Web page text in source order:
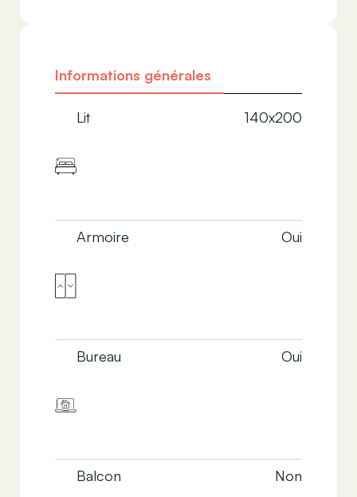
Informations générales
Lit 140x200
Armoire Oui
Bureau Oui
Balcon Non